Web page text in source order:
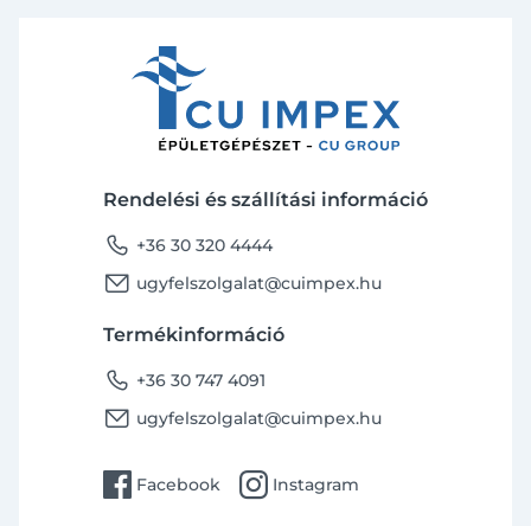
Rendelési és szállítási információ
phone +36 30 320 4444
email ugyfelszolgalat@cuimpex.hu
Termékinformáció
phone +36 30 747 4091
email ugyfelszolgalat@cuimpex.hu
facebook Facebook instagram Instagram